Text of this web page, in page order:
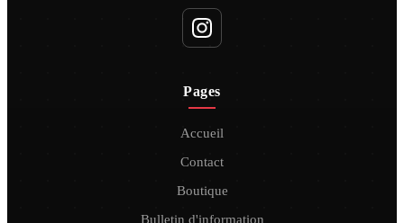
Pages
Accueil
Contact
Boutique
Bulletin d'information